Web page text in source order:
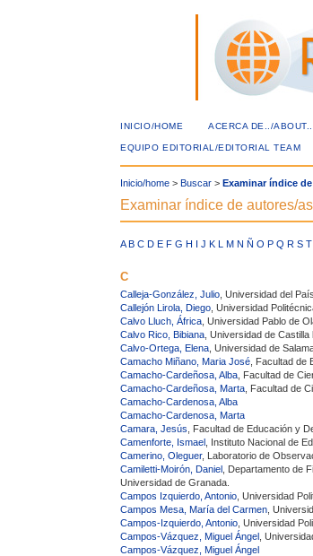
INICIO/HOME ACERCA DE../ABOUT..
EQUIPO EDITORIAL/EDITORIAL TEAM
Inicio/home >Buscar >Examinar índice
Examinar índice de autores/as
A B C D E F G H I J K L M N Ñ O P Q R S T
C
Calleja-González, Julio , Universidad del
Callejón Lirola, Diego , Universidad
Calvo Lluch, África , Universidad Pablo de
Calvo Rico, Bibiana , Universidad de
Calvo-Ortega, Elena , Universidad de
Camacho Miñano, Maria José , Facultad
Camacho-Cardeñosa, Alba , Facultad de
Camacho-Cardeñosa, Marta , Facultad de
Camacho-Cardenosa, Alba
Camacho-Cardenosa, Marta
Camara, Jesús
, Facultad de Educación y
Camenforte, Ismael , Instituto Nacional de
Camerino, Oleguer, Laboratorio de
Camiletti-Moirón, Daniel , Departamento de
Universidad de Granada.
Campos Izquierdo, Antonio , Universidad
Campos Mesa, María del Carmen ,
Campos-Izquierdo, Antonio , Universidad
Campos-Vázquez, Miguel Ángel ,
Campos-Vázquez, Miguel Ángel